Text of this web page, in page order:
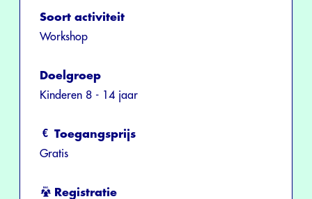
Soort activiteit
Workshop
Doelgroep
Kinderen 8 - 14 jaar
Toegangsprijs
Gratis
Registratie